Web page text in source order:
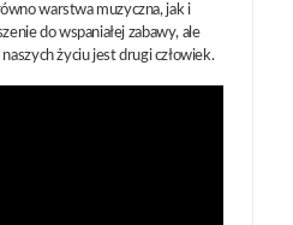
warstwa muzyczna, jak i
do wspaniałej zabawy, ale
życiu jest drugi człowiek.